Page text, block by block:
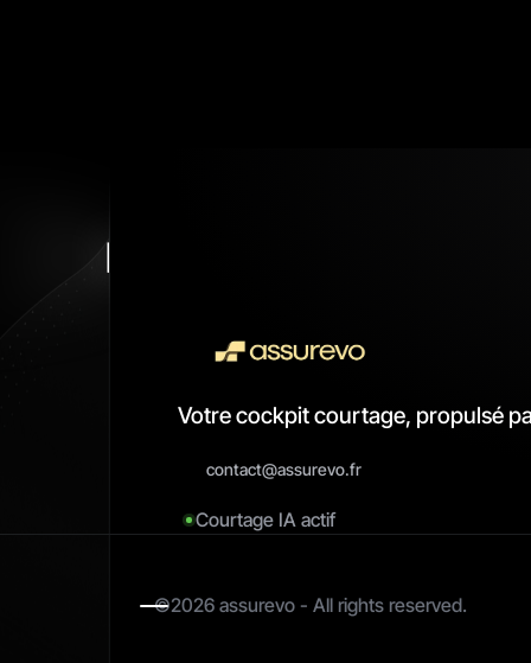
Votre cockpit courtage, propulsé
contact@assurevo.fr
Courtage IA actif
©2026 assurevo - All rights reserved.